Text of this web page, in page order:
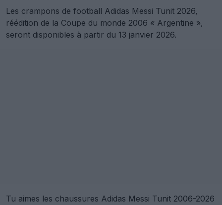
Les crampons de football Adidas Messi Tunit 2026,
réédition de la Coupe du monde 2006 « Argentine »,
seront disponibles à partir du 13 janvier 2026.
Tu aimes les chaussures Adidas Messi Tunit 2006-2026